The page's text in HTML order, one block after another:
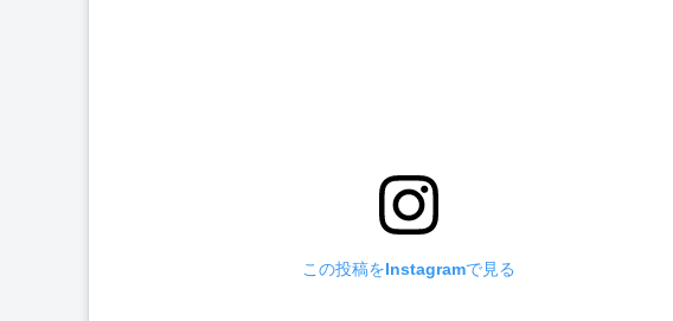
この投稿をInstagramで見る